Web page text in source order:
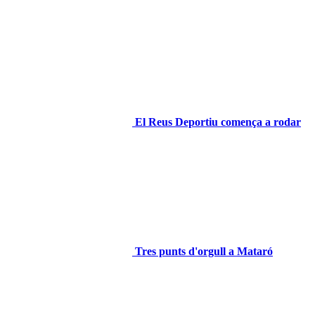
El Reus Deportiu comença a rodar
Tres punts d'orgull a Mataró